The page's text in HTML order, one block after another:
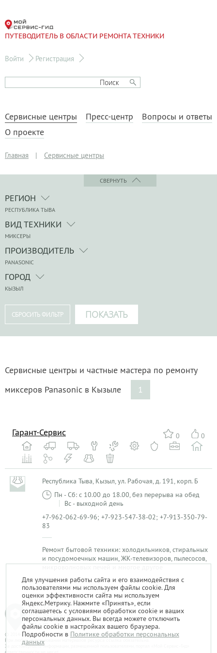
ПУТЕВОДИТЕЛЬ В ОБЛАСТИ РЕМОНТА ТЕХНИКИ
Войти Регистрация
Сервисные центры Пресс-центр
Вопросы и ответы
О проекте
Главная | Сервисные центры
СВЕРНУТЬ
РЕГИОН
РЕСПУБЛИКА ТЫВА
ВИД ТЕХНИКИ
МИКСЕРЫ
ПРОИЗВОДИТЕЛЬ
PANASONIC
ГОРОД
КЫЗЫЛ
Сервисные центры и частные мастера по ремонту
миксеров Panasonic в Кызыле
1
0 0
Гарант-Сервис
Республика Тыва, Кызыл, ул. Рабочая, д. 191, корп. Б
Пн - Сб: с 10.00 до 18.00, без перерыва на обед
Вс - выходной день
+7-962-062-69-96; +7-923-547-38-02; +7-913-350-79-
83
Ремонт бытовой техники: холодильников, стиральных
и посудомоечных машин, ЖК-телевизоров, пылесосов,
микроволновых печей и многое другое
1
© 2014-2026. «Мой Сервис-Гид» – проект группы «Текарт».
При любом использовании материалов ресурса ссылка обязательна.
За достоверность информации, размещенной пользователями, портал «Мой Сервис-Гид»
Для улучшения работы сайта и его взаимодействия с
пользователями мы используем файлы cookie. Для
оценки эффективности сайта мы используем
Яндекс.Метрику. Нажмите «Принять», если
соглашаетесь с условиями обработки cookie и ваших
персональных данных. Вы всегда можете отключить
файлы cookie в настройках вашего браузера.
Подробности в Политике обработки персональных
данных